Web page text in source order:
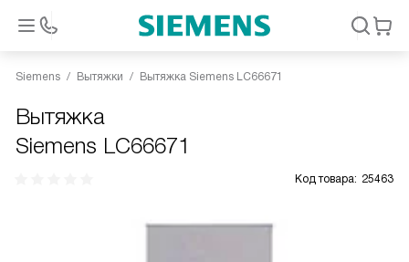
Siemens Вытяжки Вытяжка Siemens LC66671
Вытяжка
Siemens LC66671
Код товара: 25463